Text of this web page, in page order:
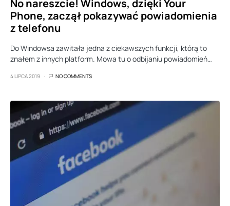
No nareszcie! Windows, dzięki Your
Phone, zaczął pokazywać powiadomienia
z telefonu
Do Windowsa zawitała jedna z ciekawszych funkcji, którą to
znałem z innych platform. Mowa tu o odbijaniu powiadomień…
4 LIPCA 2019 NO COMMENTS